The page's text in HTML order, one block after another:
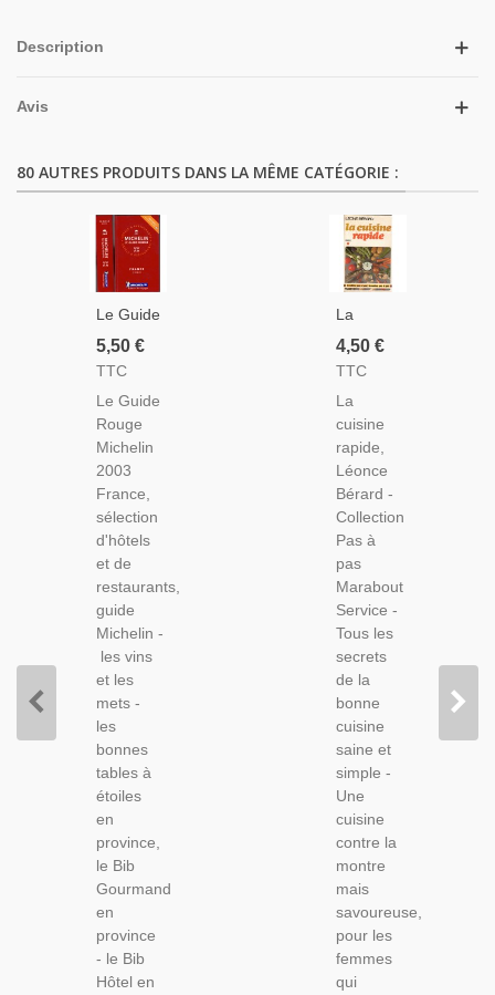
Description
Avis
80 AUTRES PRODUITS DANS LA MÊME CATÉGORIE :
Le Guide
Rouge
Michelin
2003 -
Cuisine,
Vins,
Hôtels,
Restaurants,
Guide
Michelin,
Gastronomie,
5,50 €
TTC
Le Guide
Rouge
Michelin
2003
France,
sélection
d'hôtels
et de
restaurants,
guide
Michelin -
les vins
et les
mets -
les
bonnes
tables à
étoiles
en
province,
le Bib
Gourmand
en
province
- le Bib
Hôtel en
La
Cuisine
Rapide,
Bérard,
1972 -
Recettes,
Cuisine
Légère,
Marabout,
4,50 €
TTC
La
cuisine
rapide,
Léonce
Bérard -
Collection
Pas à
pas
Marabout
Service -
Tous les
secrets
de la
bonne
cuisine
saine et
simple -
Une
cuisine
contre la
montre
mais
savoureuse,
pour les
femmes
qui